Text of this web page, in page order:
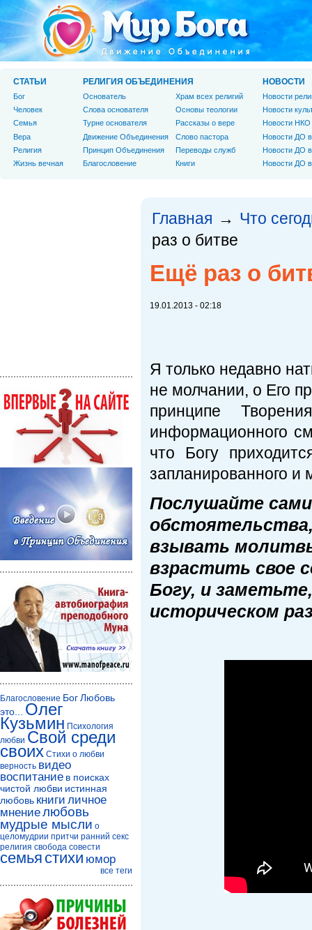
Главная → Что
раз о битве
Ещё раз о
19.01.2013 - 02:18
Я только недавно
не молчании, о Его
принципе
информационного
что Богу
запланированного и
Послушайте
взывать
взрастить свое
Богу, и
историческом
СТАТЬИ
Бог
Человек
Cемья
Вера
Религия
Жизнь вечная
РЕЛИГИЯ ОБЪЕДИНЕНИЯ
Основатель
Слова основателя
Турне основателя
Движение Объединения
Принцип Объединения
Благословение
Храм всех религий
Основы теологии
Рассказы о вере
Слово пастора
Переводы служб
Книги
НОВОСТИ
Новости
Новости
Новости НКО
Новости ДО
Новости ДО
Новости ДО
Благословение БогЛюбовь
это...
Олег
Кузьмин Психология
любви Свой среди
своих Стихи о любви
верность видео
воспитание в поисках
чистой любви истинная
любовь книги личное
мнениелюбовь
мудрые мысли о
целомудрии притчи ранний секс
религия свобода совести
семья стихи юмор
все теги